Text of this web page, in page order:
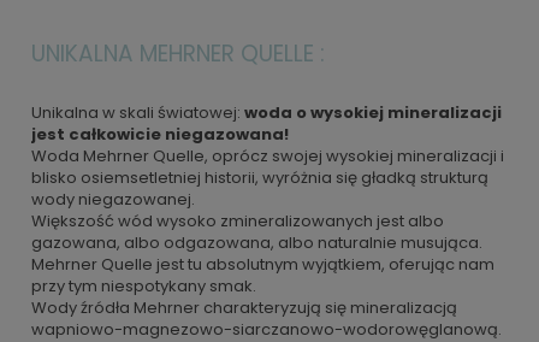
UNIKALNA MEHRNER QUELLE :
Unikalna w skali światowej: woda o wysokiej mineralizacji
jest całkowicie niegazowana!
Woda Mehrner Quelle, oprócz swojej wysokiej mineralizacji i
blisko osiemsetletniej historii, wyróżnia się gładką strukturą
wody niegazowanej.
Większość wód wysoko zmineralizowanych jest albo
gazowana, albo odgazowana, albo naturalnie musująca.
Mehrner Quelle jest tu absolutnym wyjątkiem, oferując nam
przy tym niespotykany smak.
Wody źródła Mehrner charakteryzują się mineralizacją
wapniowo-magnezowo-siarczanowo-wodorowęglanową.